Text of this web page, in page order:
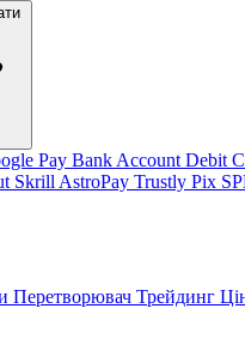
Pay Bank Account Debit
Skrill AstroPay Trustly Pix
Перетворювач Трейдинг